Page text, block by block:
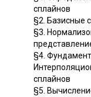
сплайнов
§2. Базисные
§3.
§4.
сплайнов
§5.